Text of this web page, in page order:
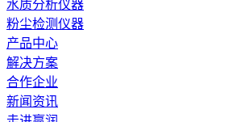
水质分析仪器
粉尘检测仪器
产品中心
解决方案
合作企业
新闻资讯